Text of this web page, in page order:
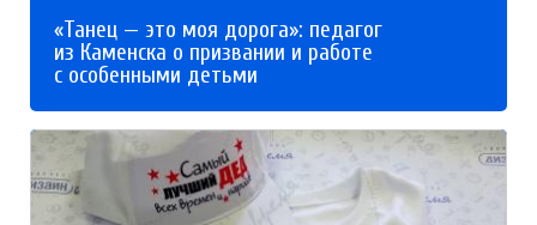
«Танец — это моя дорога»: педагог
из Каменска о призвании и работе
с особенными детьми